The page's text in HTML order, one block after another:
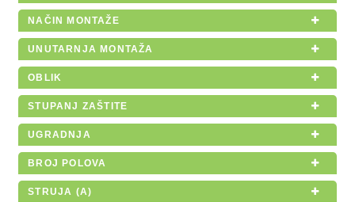
NAČIN MONTAŽE
UNUTARNJA MONTAŽA
OBLIK
STUPANJ ZAŠTITE
UGRADNJA
BROJ POLOVA
STRUJA (A)